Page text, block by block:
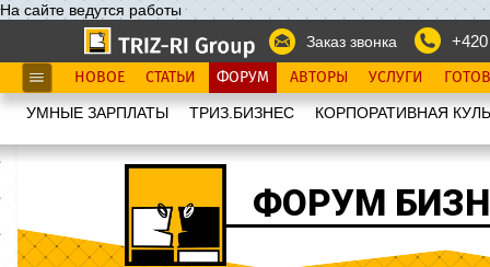
На сайте ведутся работы
Заказ звонка
НОВОЕ СТАТЬИ ФОРУМ АВТОРЫ УСЛУГИ
УМНЫЕ ЗАРПЛАТЫ ТРИЗ.БИЗНЕС КОРПОРАТИВНАЯ
ФОРУМ